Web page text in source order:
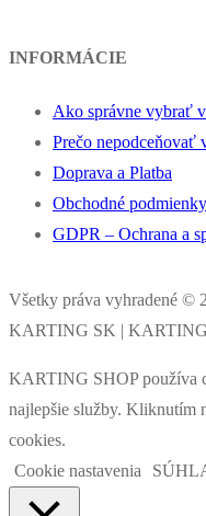
INFORMÁCIE
Ako správne vybrať
Prečo nepodceňovať
Doprava a Platba
Obchodné podmienky
GDPR – Ochrana a
Všetky práva vyhradené
KARTING SK |
KARTING SHOP používa
najlepšie služby. Kliknutím
cookies.
Cookie nastavenia